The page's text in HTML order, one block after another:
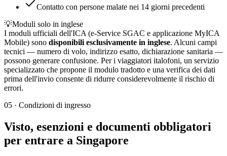
Contatto con persone malate nei 14 giorni precedenti
💡Moduli solo in inglese
I moduli ufficiali dell'ICA (e-Service SGAC e applicazione MyICA
Mobile) sono disponibili esclusivamente in inglese. Alcuni campi
tecnici — numero di volo, indirizzo esatto, dichiarazione sanitaria —
possono generare confusione. Per i viaggiatori italofoni, un servizio
specializzato che propone il modulo tradotto e una verifica dei dati
prima dell'invio consente di ridurre considerevolmente il rischio di
errori.
05 · Condizioni di ingresso
Visto, esenzioni e documenti obbligatori
per entrare a Singapore